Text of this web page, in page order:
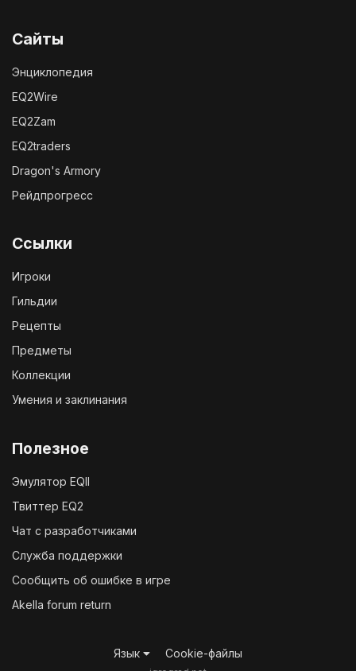
Сайты
Энциклопедия
EQ2Wire
EQ2Zam
EQ2traders
Dragon's Armory
Рейдпрогресс
Ссылки
Игроки
Гильдии
Рецепты
Предметы
Коллекции
Умения и заклинания
Полезное
Эмулятор EQII
Твиттер EQ2
Чат с разработчиками
Служба поддержки
Сообщить об ошибке в игре
Akella forum return
Язык Cookie-файлы